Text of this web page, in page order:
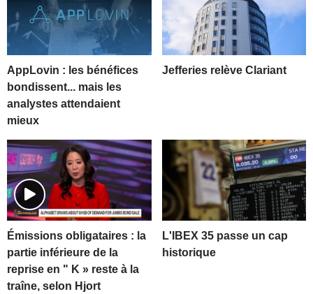
AppLovin : les bénéfices
bondissent... mais les
analystes attendaient
mieux
Jefferies relève Clariant
Émissions obligataires : la
partie inférieure de la
reprise en " K » reste à la
traîne, selon Hjort
L'IBEX 35 passe un cap
historique